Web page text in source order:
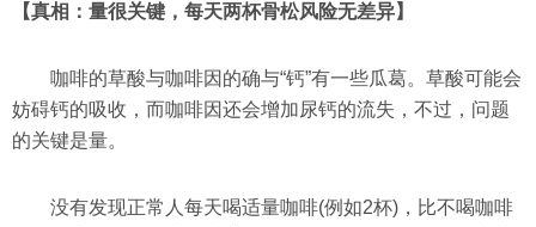
【真相：量很关键，每天两杯骨松风险无差异】
咖啡的草酸与咖啡因的确与“钙”有一些瓜葛。草酸可能会
妨碍钙的吸收，而咖啡因还会增加尿钙的流失，不过，问题
的关键是量。
没有发现正常人每天喝适量咖啡(例如2杯)，比不喝咖啡